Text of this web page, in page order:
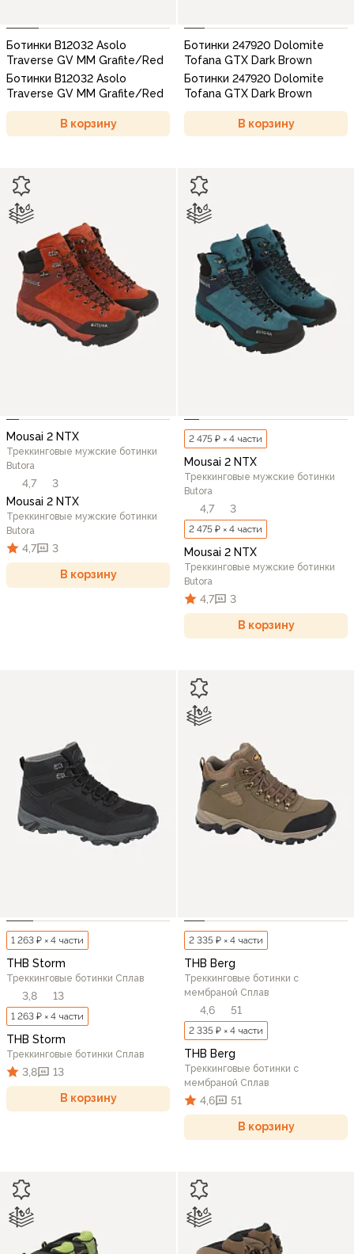
Ботинки B12032 Asolo
Traverse GV MM Grafite/Red
Ботинки B12032 Asolo
Traverse GV MM Grafite/Red
В корзину
Ботинки 247920 Dolomite
Tofana GTX Dark Brown
Ботинки 247920 Dolomite
Tofana GTX Dark Brown
В корзину
Mousai 2 NTX
Треккинговые мужские ботинки
Butora
4,7
3
Mousai 2 NTX
Треккинговые мужские ботинки
Butora
4,7 3
В корзину
2 475 ₽ × 4 части
Mousai 2 NTX
Треккинговые мужские ботинки
Butora
4,7 3
2 475 ₽ × 4 части
Mousai 2 NTX
Треккинговые мужские ботинки
Butora
4,7 3
В корзину
1 263 ₽ × 4 части
THB Storm
Треккинговые ботинки Сплав
3,8 13
1 263 ₽ × 4 части
THB Storm
Треккинговые ботинки Сплав
3,8 13
В корзину
2 335 ₽ × 4 части
THB Berg
Треккинговые ботинки c
мембраной Сплав
4,6 51
2 335 ₽ × 4 части
THB Berg
Треккинговые ботинки c
мембраной Сплав
4,6 51
В корзину